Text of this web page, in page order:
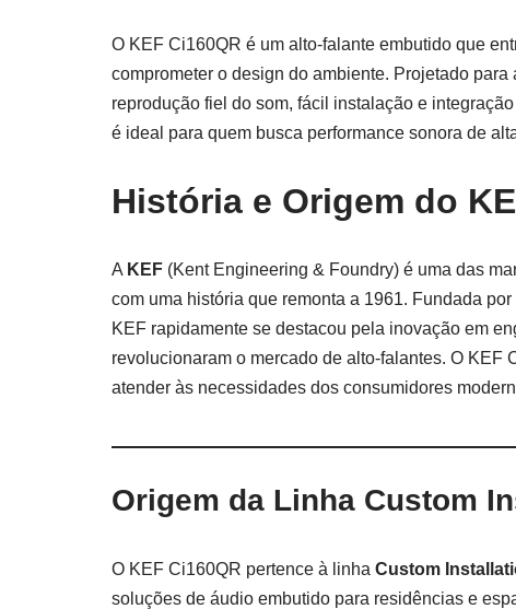
O KEF Ci160QR é um alto-falante embutido que
comprometer o design do ambiente. Projetado
reprodução fiel do som, fácil instalação e
é ideal para quem busca performance sonora de
História e Origem do
A KEF (Kent Engineering & Foundry) é uma das
com uma história que remonta a 1961. Fundada por
KEF rapidamente se destacou pela inovação em
revolucionaram o mercado de alto-falantes. O
atender às necessidades dos consumidores
Origem da Linha Custom
O KEF Ci160QR pertence à linha Custom
soluções de áudio embutido para residências e